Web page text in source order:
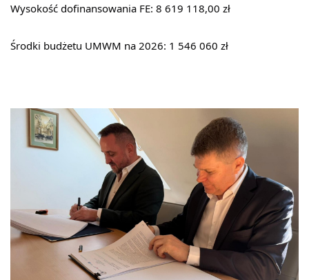
Wysokość dofinansowania FE: 8 619 118,00 zł
Środki budżetu UMWM na 2026: 1 546 060 zł